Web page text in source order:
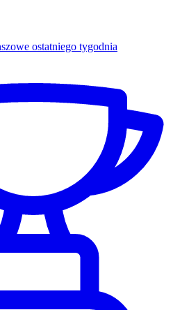
ostatniego tygodnia